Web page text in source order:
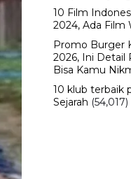
10 Film
2024, Ada Film
Promo Burger
2026, Ini Detail
Bisa Kamu
10 klub terbaik
Sejarah (54,017)